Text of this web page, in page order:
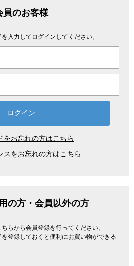
員のお客様
入力してログインしてください。
をお忘れの方はこちら
スをお忘れの方はこちら
の方・会員以外の方
らから会員登録を行ってください。
登録しておくと便利にお買い物ができる